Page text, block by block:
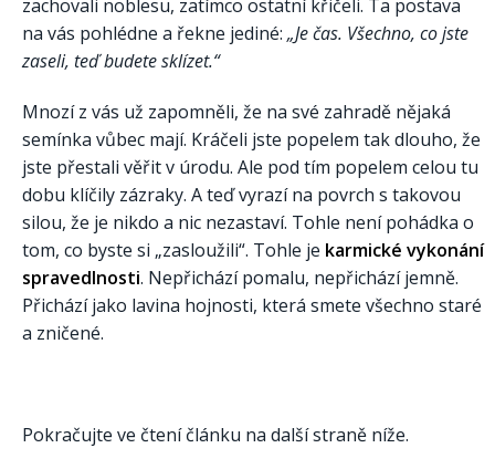
zachovali noblesu, zatímco ostatní křičeli. Ta postava
na vás pohlédne a řekne jediné: „Je čas. Všechno, co jste
zaseli, teď budete sklízet.“
Mnozí z vás už zapomněli, že na své zahradě nějaká
semínka vůbec mají. Kráčeli jste popelem tak dlouho, že
jste přestali věřit v úrodu. Ale pod tím popelem celou tu
dobu klíčily zázraky. A teď vyrazí na povrch s takovou
silou, že je nikdo a nic nezastaví. Tohle není pohádka o
tom, co byste si „zasloužili“. Tohle je karmické vykonání
spravedlnosti. Nepřichází pomalu, nepřichází jemně.
Přichází jako lavina hojnosti, která smete všechno staré
a zničené.
Pokračujte ve čtení článku na další straně níže.